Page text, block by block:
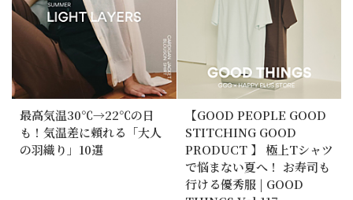
最高気温30℃→22℃の日
も！気温差に頼れる「大人
の羽織り」10選
【GOOD PEOPLE GOOD
STITCHING GOOD
PRODUCT 】 極上Tシャツ
で悩まない夏へ！ お寿司も
行ける優秀服 | GOOD